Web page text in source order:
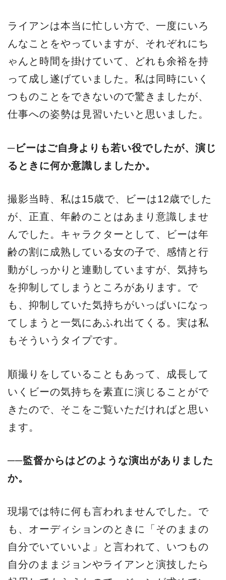
ライアンは本当に忙しい方で、一度にいろ
んなことをやっていますが、それぞれにち
ゃんと時間を掛けていて、どれも余裕を持
って成し遂げていました。私は同時にいく
つものことをできないので驚きましたが、
仕事への姿勢は見習いたいと思いました。
─ビーはご自身よりも若い役でしたが、演じ
るときに何か意識しましたか。
撮影当時、私は15歳で、ビーは12歳でした
が、正直、年齢のことはあまり意識しませ
んでした。キャラクターとして、ビーは年
齢の割に成熟している女の子で、感情と行
動がしっかりと連動していますが、気持ち
を抑制してしまうところがあります。で
も、抑制していた気持ちがいっぱいになっ
てしまうと一気にあふれ出てくる。実は私
もそういうタイプです。
順撮りをしていることもあって、成長して
いくビーの気持ちを素直に演じることがで
きたので、そこをご覧いただければと思い
ます。
──監督からはどのような演出がありました
か。
現場では特に何も言われませんでした。で
も、オーディションのときに「そのままの
自分でいていいよ」と言われて、いつもの
自分のままジョンやライアンと演技したら